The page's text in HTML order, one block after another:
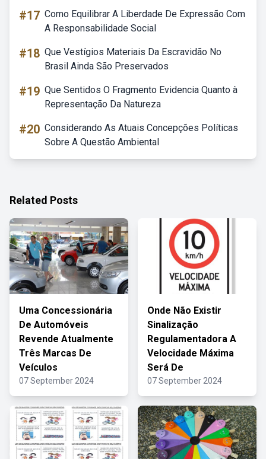
#17 Como Equilibrar A Liberdade De Expressão Com
A Responsabilidade Social
#18 Que Vestígios Materiais Da Escravidão No
Brasil Ainda São Preservados
#19 Que Sentidos O Fragmento Evidencia Quanto à
Representação Da Natureza
#20 Considerando As Atuais Concepções Políticas
Sobre A Questão Ambiental
Related Posts
Uma Concessionária
De Automóveis
Revende Atualmente
Três Marcas De
Veículos
07 September 2024
Onde Não Existir
Sinalização
Regulamentadora A
Velocidade Máxima
Será De
07 September 2024